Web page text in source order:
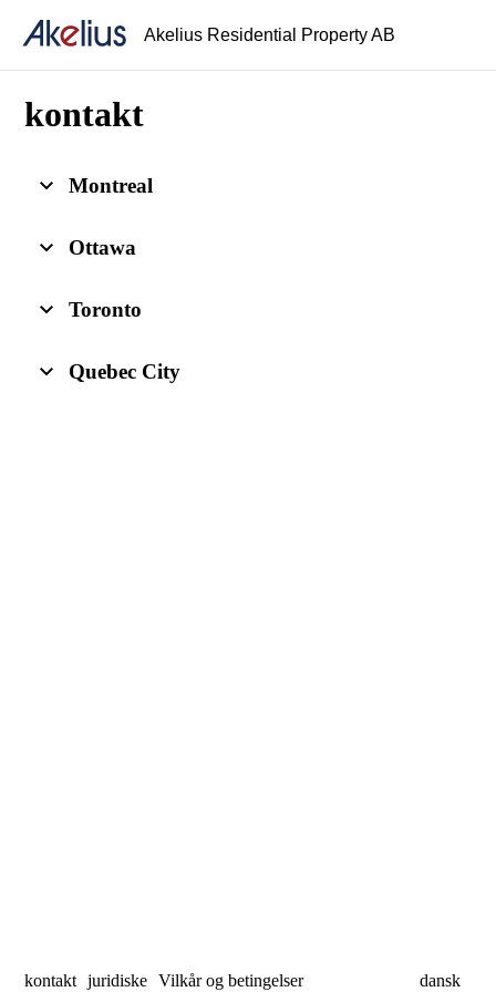
Akelius Residential Property AB
kontakt
Montreal
Ottawa
Toronto
Quebec City
kontakt juridiske
Vilkår og betingelser
dansk